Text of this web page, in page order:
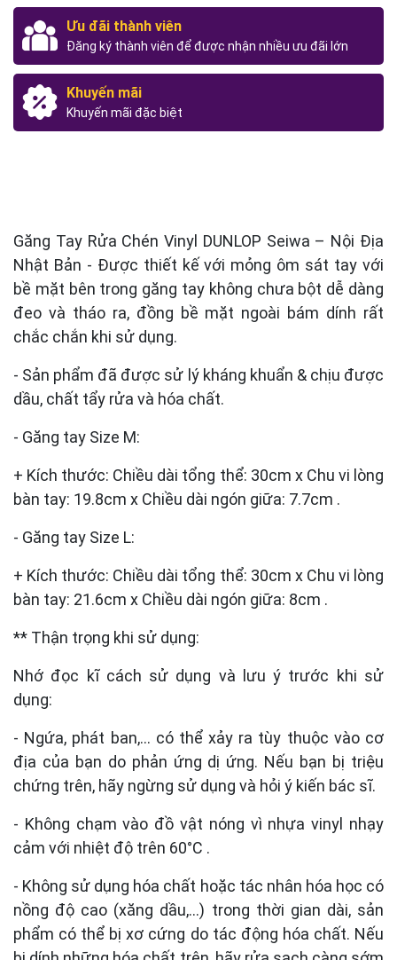
Ưu đãi thành viên
Đăng ký thành viên để được nhận nhiều ưu đãi lớn
Khuyến mãi
Khuyến mãi đặc biệt
Găng Tay Rửa Chén Vinyl DUNLOP Seiwa – Nội Địa
Nhật Bản - Được thiết kế với mỏng ôm sát tay với
bề mặt bên trong găng tay không chưa bột dễ dàng
đeo và tháo ra, đồng bề mặt ngoài bám dính rất
chắc chắn khi sử dụng.
- Sản phẩm đã được sử lý kháng khuẩn & chịu được
dầu, chất tẩy rửa và hóa chất.
- Găng tay Size M:
+ Kích thước: Chiều dài tổng thể: 30cm x Chu vi lòng
bàn tay: 19.8cm x Chiều dài ngón giữa: 7.7cm .
- Găng tay Size L:
+ Kích thước: Chiều dài tổng thể: 30cm x Chu vi lòng
bàn tay: 21.6cm x Chiều dài ngón giữa: 8cm .
** Thận trọng khi sử dụng:
Nhớ đọc kĩ cách sử dụng và lưu ý trước khi sử
dụng:
- Ngứa, phát ban,… có thể xảy ra tùy thuộc vào cơ
địa của bạn do phản ứng dị ứng. Nếu bạn bị triệu
chứng trên, hãy ngừng sử dụng và hỏi ý kiến bác sĩ.
- Không chạm vào đồ vật nóng vì nhựa vinyl nhạy
cảm với nhiệt độ trên 60°C .
- Không sử dụng hóa chất hoặc tác nhân hóa học có
nồng độ cao (xăng dầu,…) trong thời gian dài, sản
phẩm có thể bị xơ cứng do tác động hóa chất. Nếu